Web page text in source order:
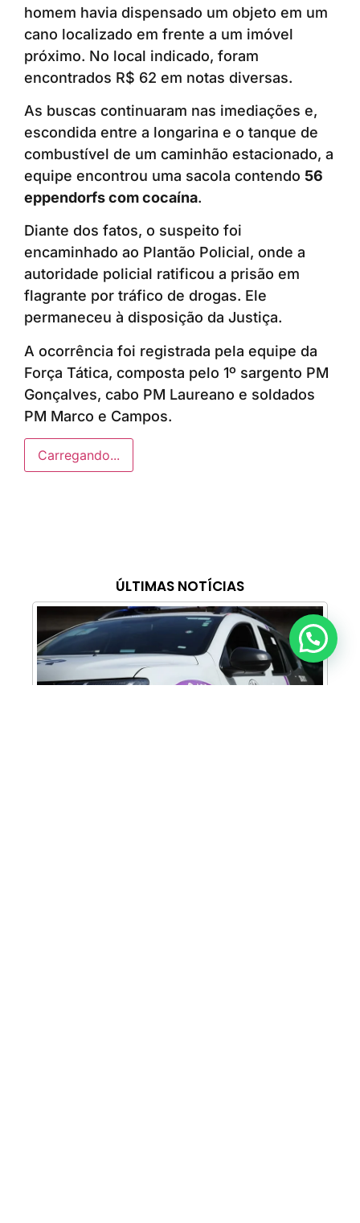
ÚLTIMAS NOTÍCIAS
homem havia dispensado um objeto em um
cano localizado em frente a um imóvel
próximo. No local indicado, foram
encontrados R$ 62 em notas diversas.
As buscas continuaram nas imediações e,
escondida entre a longarina e o tanque de
combustível de um caminhão estacionado, a
equipe encontrou uma sacola contendo 56
eppendorfs com cocaína.
Diante dos fatos, o suspeito foi
encaminhado ao Plantão Policial, onde a
autoridade policial ratificou a prisão em
flagrante por tráfico de drogas. Ele
permaneceu à disposição da Justiça.
A ocorrência foi registrada pela equipe da
Força Tática, composta pelo 1º sargento PM
Gonçalves, cabo PM Laureano e soldados
PM Marco e Campos.
Carregando...
Anunciar ou recomendar matéria